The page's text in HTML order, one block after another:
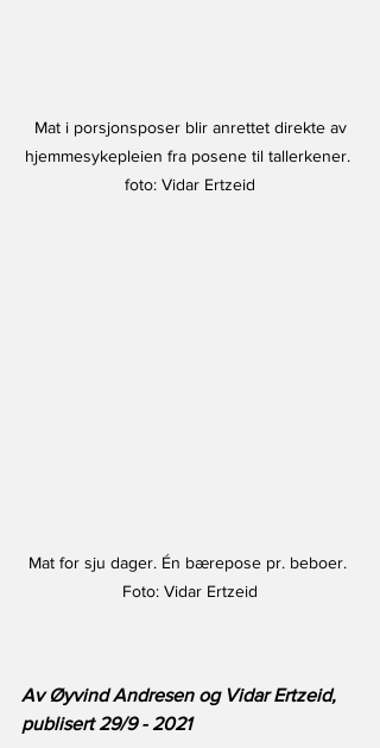
hjemmesykepleien fra posene til tallerkener.
foto: Vidar Ertzeid
Mat for sju dager. Én bærepose pr. beboer.
Foto: Vidar Ertzeid
Av Øyvind Andresen og Vidar Ertzeid,
publisert 29/9 - 2021